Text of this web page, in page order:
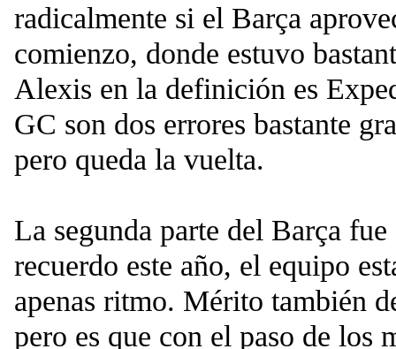
radicalmente si el Barça
comienzo, donde estuvo
Alexis en la definición es
GC son dos errores bastante
pero queda la vuelta.
La segunda parte del Barça
recuerdo este año, el equipo
apenas ritmo. Mérito también
pero es que con el paso de los